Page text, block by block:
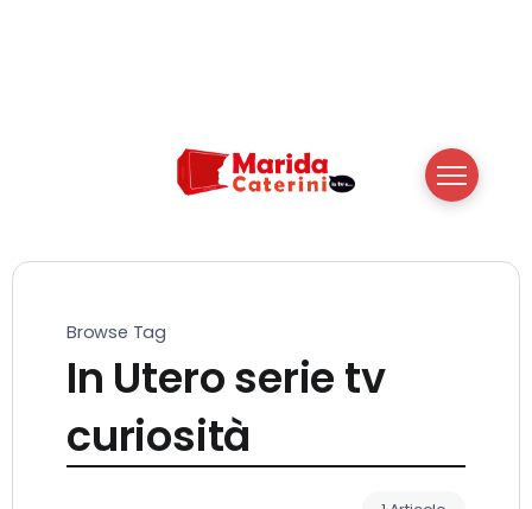
Browse Tag
In Utero serie tv
curiosità